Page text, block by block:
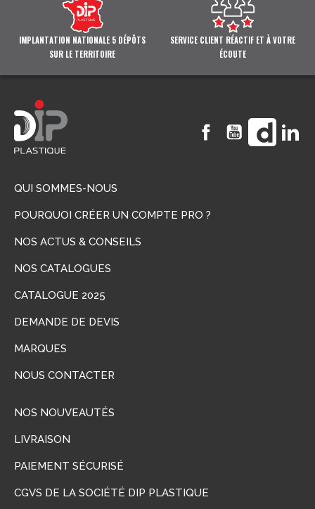
IMPLANTATION NATIONALE 5 DÉPÔTS
SUR LE TERRITOIRE
SERVICE CLIENT RÉACTIF ET À VOTRE
ÉCOUTE
FacebookYouTubeVimeo
QUI SOMMES-NOUS
POURQUOI CRÉER UN COMPTE PRO ?
NOS ACTUS & CONSEILS
NOS CATALOGUES
CATALOGUE 2025
DEMANDE DE DEVIS
MARQUES
NOUS CONTACTER
NOS NOUVEAUTÉS
LIVRAISON
PAIEMENT SÉCURISÉ
CGVS DE LA SOCIÉTÉ DIP PLASTIQUE